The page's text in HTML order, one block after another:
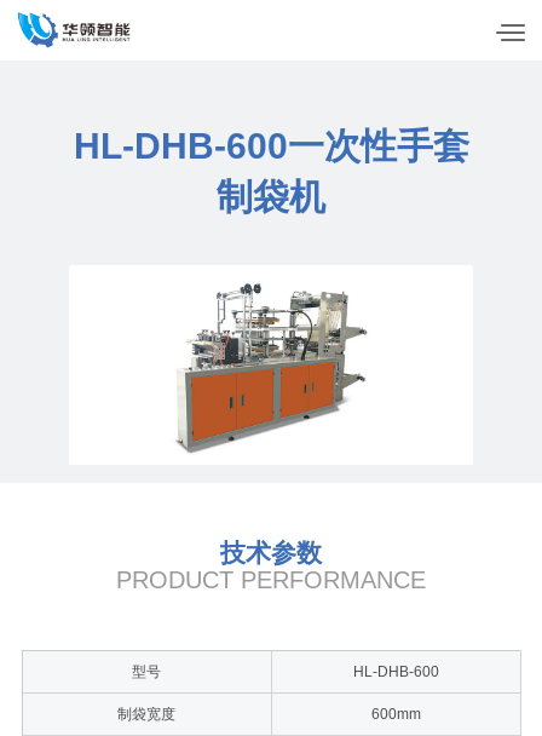
HL-DHB-600一次性手套
制袋机
技术参数
PRODUCT PERFORMANCE
型号 HL-DHB-600
制袋宽度 600mm